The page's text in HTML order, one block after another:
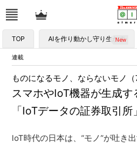
TOP AIを作り動かし守り生かす
連載
スマホやIoT機器が生成
「IoTデータの証券取引
ものになるモノ、ならないモノ（
IoT時代の日本は、“モノ”が吐き